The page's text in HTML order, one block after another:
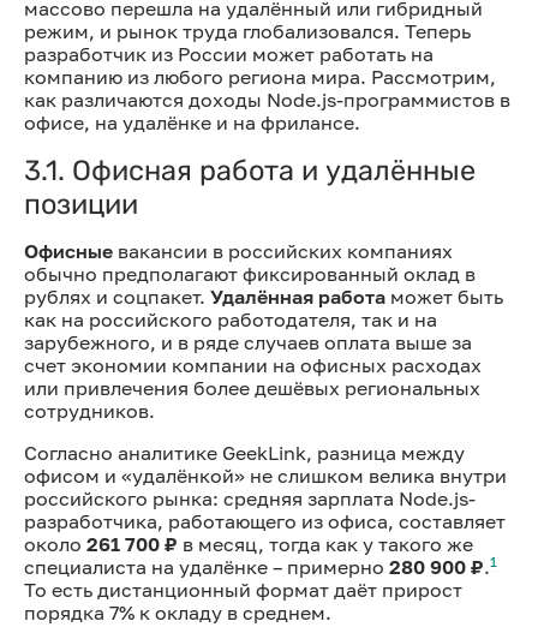
массово перешла на удалённый или гибридный
режим, и рынок труда глобализовался. Теперь
разработчик из России может работать на
компанию из любого региона мира. Рассмотрим,
как различаются доходы Node.js-программистов в
офисе, на удалёнке и на фрилансе.
3.1. Офисная работа и удалённые
позиции
Офисные вакансии в российских компаниях
обычно предполагают фиксированный оклад в
рублях и соцпакет. Удалённая работа может быть
как на российского работодателя, так и на
зарубежного, и в ряде случаев оплата выше за
счет экономии компании на офисных расходах
или привлечения более дешёвых региональных
сотрудников.
Согласно аналитике GeekLink, разница между
офисом и «удалёнкой» не слишком велика внутри
российского рынка: средняя зарплата Node.js-
разработчика, работающего из офиса, составляет
около 261 700 ₽ в месяц, тогда как у такого же
специалиста на удалёнке – примерно 280 900 ₽.1
То есть дистанционный формат даёт прирост
порядка 7% к окладу в среднем.